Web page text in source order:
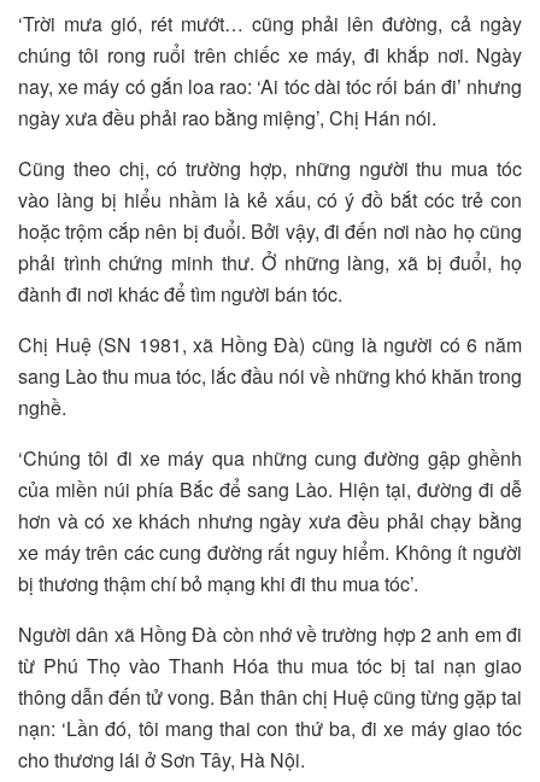
‘Trời mưa gió, rét mướt… cũng phải lên đường, cả ngày
chúng tôi rong ruổi trên chiếc xe máy, đi khắp nơi. Ngày
nay, xe máy có gắn loa rao: ‘Ai tóc dài tóc rối bán đi’ nhưng
ngày xưa đều phải rao bằng miệng’, Chị Hán nói.
Cũng theo chị, có trường hợp, những người thu mua tóc
vào làng bị hiểu nhầm là kẻ xấu, có ý đồ bắt cóc trẻ con
hoặc trộm cắp nên bị đuổi. Bởi vậy, đi đến nơi nào họ cũng
phải trình chứng minh thư. Ở những làng, xã bị đuổi, họ
đành đi nơi khác để tìm người bán tóc.
Chị Huệ (SN 1981, xã Hồng Đà) cũng là người có 6 năm
sang Lào thu mua tóc, lắc đầu nói về những khó khăn trong
nghề.
‘Chúng tôi đi xe máy qua những cung đường gập ghềnh
của miền núi phía Bắc để sang Lào. Hiện tại, đường đi dễ
hơn và có xe khách nhưng ngày xưa đều phải chạy bằng
xe máy trên các cung đường rất nguy hiểm. Không ít người
bị thương thậm chí bỏ mạng khi đi thu mua tóc’.
Người dân xã Hồng Đà còn nhớ về trường hợp 2 anh em đi
từ Phú Thọ vào Thanh Hóa thu mua tóc bị tai nạn giao
thông dẫn đến tử vong. Bản thân chị Huệ cũng từng gặp tai
nạn: ‘Lần đó, tôi mang thai con thứ ba, đi xe máy giao tóc
cho thương lái ở Sơn Tây, Hà Nội.